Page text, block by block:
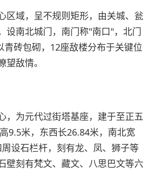
区域，呈不规则矩形，由关城、瓮
设南北城门，南门称"南口"，北门
青砖包砌，12座敌楼分布于关键位
望敌情。
，为元代过街塔基座，建于至正五
9.5米，东西长26.84米，南北宽
设石栏杆，刻有龙、凤、狮子等
壁刻有梵文、藏文、八思巴文等六